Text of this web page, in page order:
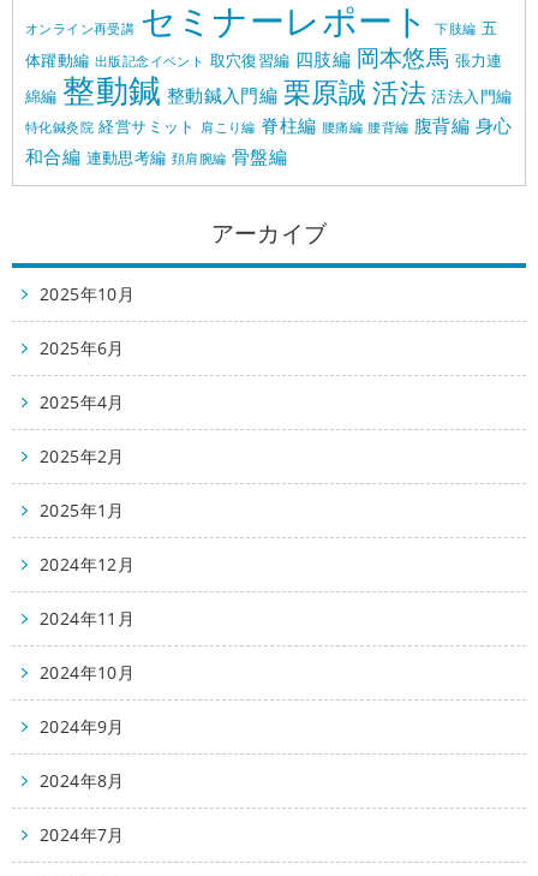
オンライン再受講 セミナーレポート 下肢編 五
体躍動編 出版記念イベント 取穴復習編 四肢編 岡本悠馬 張力連
綿編 整動鍼 整動鍼入門編 栗原誠 活法 活法入門編
特化鍼灸院 経営サミット 肩こり編 脊柱編 腰痛編 腰背編 腹背編 身心
和合編 連動思考編 頚肩腕編 骨盤編
アーカイブ
2025年10月
2025年6月
2025年4月
2025年2月
2025年1月
2024年12月
2024年11月
2024年10月
2024年9月
2024年8月
2024年7月